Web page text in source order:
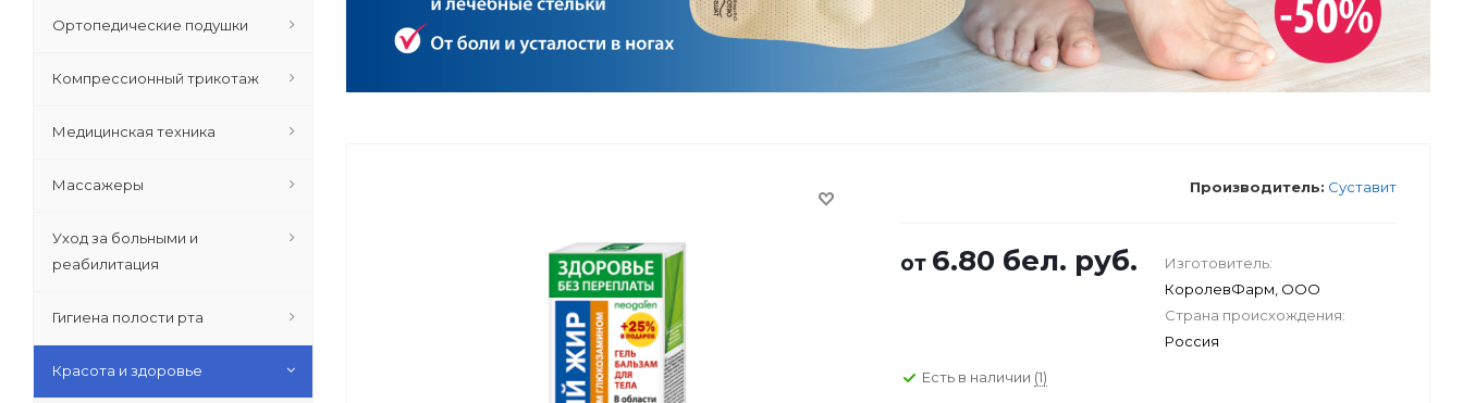
Производитель: Суставит
от 6.80 бел. руб.
Изготовитель:
КоролевФарм, ООО
Страна происхождения:
Россия
Есть в наличии (1)
Ортопедические подушки
Компрессионный трикотаж
Медицинская техника
Массажеры
Уход за больными и
реабилитация
Гигиена полости рта
Красота и здоровье